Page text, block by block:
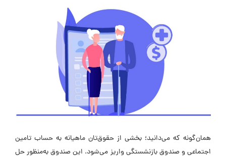
همان‌گونه که می‌دانید؛ بخشی از حقوق‌تان ماهیانه به حساب تامین
اجتماعی و صندوق بازنشستگی واریز می‌شود. این صندوق به‌منظور حل